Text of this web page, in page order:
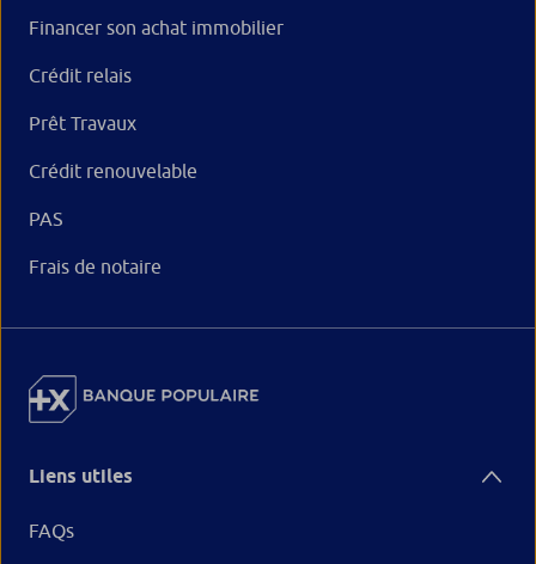
Financer son achat immobilier
Crédit relais
Prêt Travaux
Crédit renouvelable
PAS
Frais de notaire
Liens utiles
FAQs